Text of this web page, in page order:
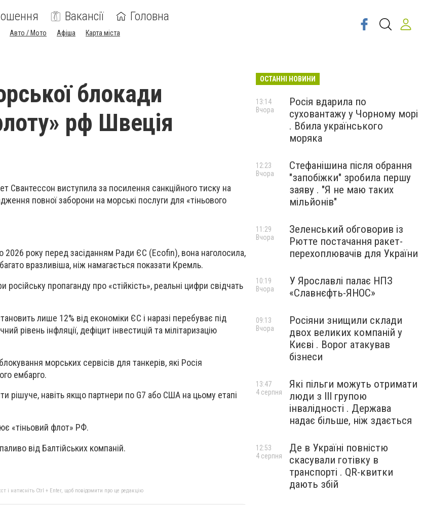
Вакансії Головна
Авто / Мото Афіша Карта міста
блокади
рф Швеція
Свантессон виступила за посилення санкційного тиску на
повної заборони на морські послуги для «тіньового
року перед засіданням Ради ЄС (Ecofin), вона наголосила,
вразливіша, ніж намагається показати Кремль.
пропаганду про «стійкість», реальні цифри свідчать
лише 12% від економіки ЄС і наразі перебуває під
рівень інфляції, дефіцит інвестицій та мілітаризацію
морських сервісів для танкерів, які Росія
ембарго.
рішуче, навіть якщо партнери по G7 або США на цьому етапі
«тіньовий флот» РФ.
від Балтійських компаній.
і натисніть Ctrl + Enter, щоб повідомити про це редакцію
ОСТАННІ НОВИНИ
Росія вдарила по
суховантажу у Чорному морі
. Вбила українського
моряка
13:14
Вчора
Стефанішина після обрання
"запобіжки" зробила першу
заяву . "Я не маю таких
мільйонів"
12:23
Вчора
Зеленський обговорив із
Рютте постачання ракет-
перехоплювачів для України
11:29
Вчора
У Ярославлі палає НПЗ
«Славнєфть-ЯНОС»
10:19
Вчора
Росіяни знищили склади
двох великих компаній у
Києві . Ворог атакував
бізнеси
09:13
Вчора
Які пільги можуть отримати
люди з III групою
інвалідності . Держава
надає більше, ніж здається
13:47
4 серпня
Де в Україні повністю
скасували готівку в
транспорті . QR-квитки
дають збій
12:53
4 серпня